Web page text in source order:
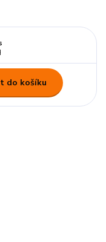
do košíku